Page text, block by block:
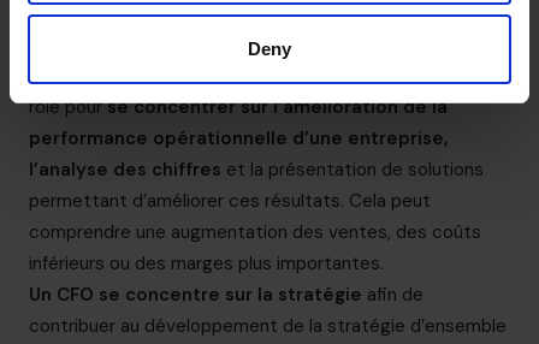
Deny
les actifs de l’entreprise et produire des rapports sur le
En comparaison avec un contrôleur, le CFO élargit son
rôle pourse concentrer sur l’amélioration de la
performance opérationnelle d’une entreprise,
l’analyse des chiffres et la présentation de solutions
permettant d’améliorer ces résultats. Cela peut
comprendre une augmentation des ventes, des coûts
inférieurs ou des marges plus importantes.
Un CFO se concentre sur la stratégie afin de
contribuer au développement de la stratégie d’ensemble